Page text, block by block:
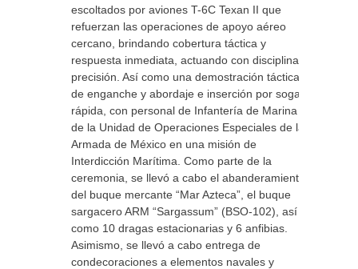
escoltados por aviones T-6C Texan II que
refuerzan las operaciones de apoyo aéreo
cercano, brindando cobertura táctica y
respuesta inmediata, actuando con disciplina y
precisión. Así como una demostración táctica
de enganche y abordaje e inserción por soga
rápida, con personal de Infantería de Marina y
de la Unidad de Operaciones Especiales de la
Armada de México en una misión de
Interdicción Marítima. Como parte de la
ceremonia, se llevó a cabo el abanderamiento
del buque mercante “Mar Azteca”, el buque
sargacero ARM “Sargassum” (BSO-102), así
como 10 dragas estacionarias y 6 anfibias.
Asimismo, se llevó a cabo entrega de
condecoraciones a elementos navales y